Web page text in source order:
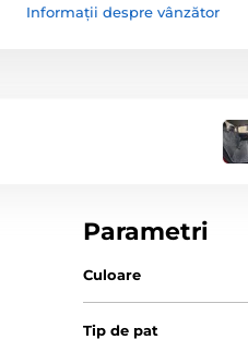
Informații despre vânzător
Parametri
Culoare
Tip de pat